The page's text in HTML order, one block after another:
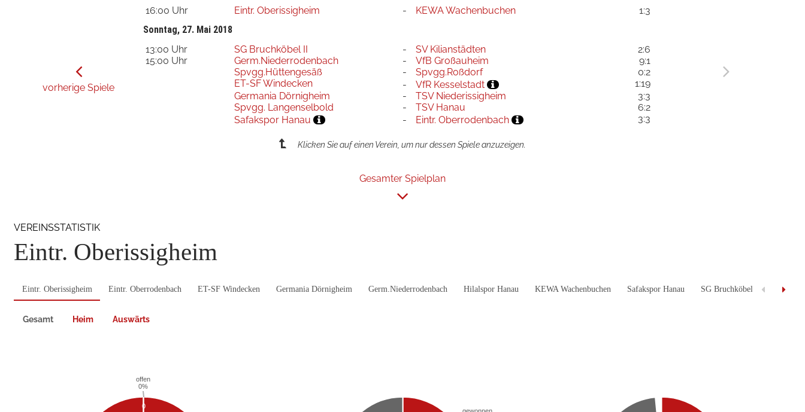
vorherige Spiele
16:00 Uhr
Eintr. Oberissigheim KEWA Wachenbuchen
1:3
Sonntag, 27. Mai 2018
13:00 Uhr
SG Bruchköbel II SV Kilianstädten
2:6
15:00 Uhr
Germ.Niederrodenbach VfB Großauheim
9:1
Spvgg.Hüttengesäß
Spvgg.Roßdorf
0:2
ET-SF Windecken
VfR Kesselstadt
1:19
Germania Dörnigheim
TSV Niederissigheim
3:3
Spvgg. Langenselbold
TSV Hanau
6:2
Safakspor Hanau
Eintr. Oberrodenbach 3:3
Klicken Sie auf einen Verein, um nur dessen Spiele anzuzeigen.
Gesamter Spielplan
VEREINSSTATISTIK
Eintr. Oberissigheim
Eintr. Oberissigheim Eintr. Oberrodenbach ET-SF Windecken Germania Dörnigheim Germ.Niederrodenbach Hilalspor Hanau KEWA Wachenbuchen Safakspor Hanau SG Bruchköbel II
Gesamt Heim Auswärts